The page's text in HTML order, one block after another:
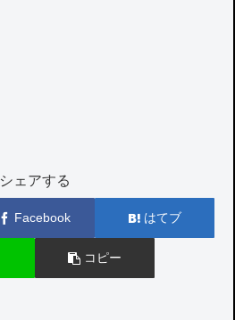
シェアする
Facebook はてブ
コピー